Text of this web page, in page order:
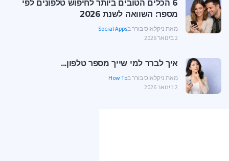
6 הכלים הטובים ביותר לחיפוש טלפונים לפי
מספר: השוואה לשנת 2026
מאת ניקלאוס בורר בSocial Apps
2 בינואר 2026
איך לברר למי שייך מספר טלפון...
מאת ניקלאוס בורר בHow To
2 בינואר 2026